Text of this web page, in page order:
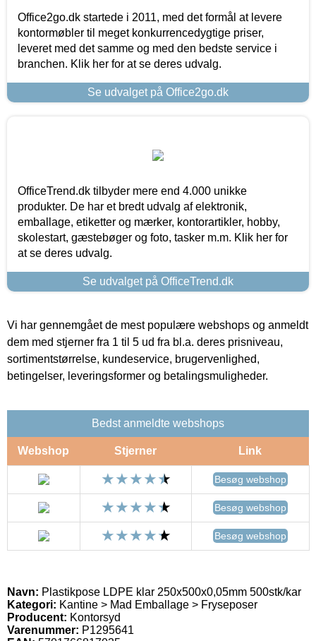
Office2go.dk startede i 2011, med det formål at levere
kontormøbler til meget konkurrencedygtige priser,
leveret med det samme og med den bedste service i
branchen. Klik her for at se deres udvalg.
Se udvalget på Office2go.dk
OfficeTrend.dk tilbyder mere end 4.000 unikke
produkter. De har et bredt udvalg af elektronik,
emballage, etiketter og mærker, kontorartikler, hobby,
skolestart, gæstebøger og foto, tasker m.m. Klik her for
at se deres udvalg.
Se udvalget på OfficeTrend.dk
Vi har gennemgået de mest populære webshops og anmeldt
dem med stjerner fra 1 til 5 ud fra bl.a. deres prisniveau,
sortimentstørrelse, kundeservice, brugervenlighed,
betingelser, leveringsformer og betalingsmuligheder.
Bedst anmeldte webshops
Webshop Stjerner Link
Besøg webshop
Besøg webshop
Besøg webshop
Navn: Plastikpose LDPE klar 250x500x0,05mm 500stk/kar
Kategori: Kantine > Mad Emballage > Fryseposer
Producent: Kontorsyd
Varenummer: P1295641